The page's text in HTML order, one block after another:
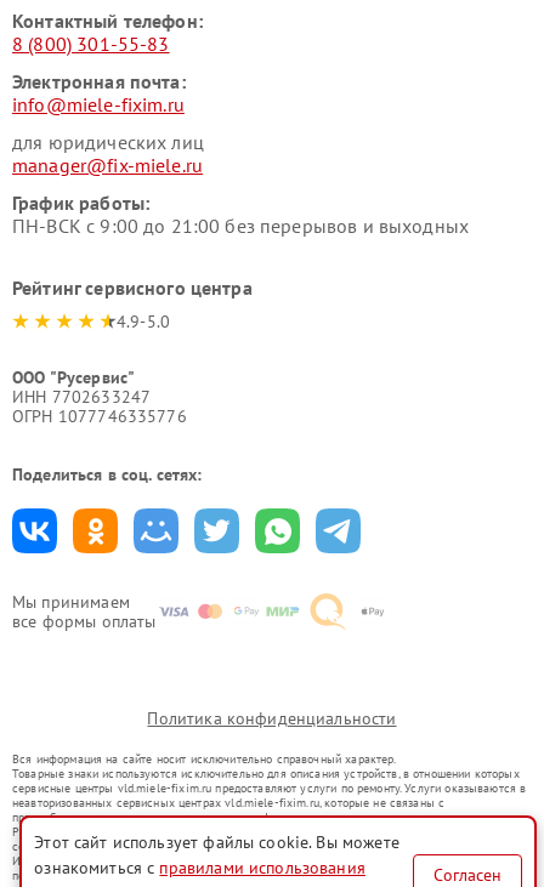
Мы принимаем
все формы оплаты
Контактный телефон:
8 (800) 301-55-83
Электронная почта:
info@miele-fixim.ru
для юридических лиц
manager@fix-miele.ru
График работы:
ПН-ВСК с 9:00 до 21:00 без перерывов и выходных
Рейтинг сервисного центра
4.9-5.0
ООО "Русервис"
ИНН 7702633247
ОГРН 1077746335776
Поделиться в соц. сетях:
Политика конфиденциальности
Вся информация на сайте носит исключительно справочный характер.
Товарные знаки используются исключительно для описания устройств, в отношении которых
сервисные центры vld.miele-fixim.ru предоставляют услуги по ремонту. Услуги оказываются в
неавторизованных сервисных центрах vld.miele-fixim.ru, которые не связаны с
правообладателями товарных знаков или их официальными представителями.
Ремонт осуществляется для устройств, уже введенных в гражданский оборот в соответствии
со статьей 1487 ГК РФ.
Использование товарных знаков не преследует цели индивидуализации услуг или введения
потребителей в заблуждение, а служит для информирования о предоставляемых услугах по
Этот сайт использует файлы cookie. Вы можете
ознакомиться с правилами использования
Согласен